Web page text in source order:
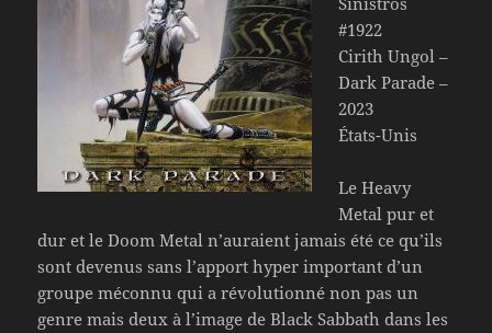
#1922
Cirith Ungol –
Dark Parade –
2023
États-Unis
Le Heavy
Metal pur et
dur et le Doom Metal n’auraient jamais été ce qu’ils
sont devenus sans l’apport hyper important d’un
groupe méconnu qui a révolutionné non pas un
genre mais deux à l’image de Black Sabbath dans les